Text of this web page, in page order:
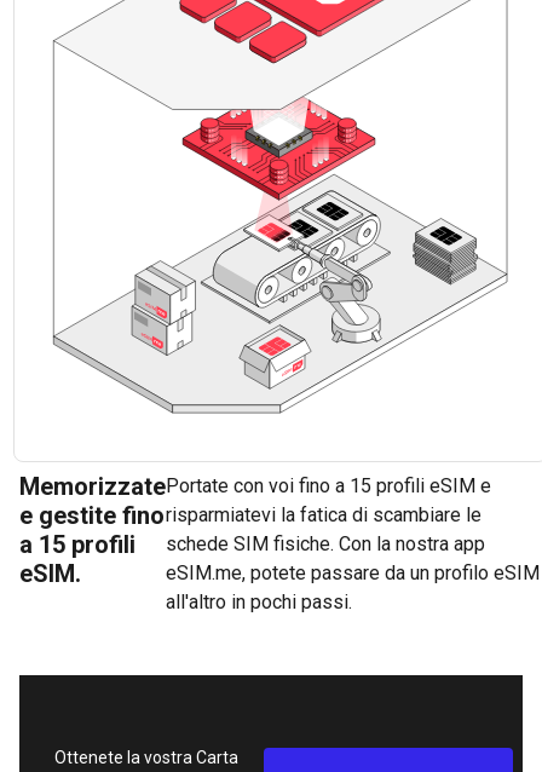
Memorizzate
e gestite fino
a 15 profili
eSIM.
Portate con voi fino a 15 profili eSIM e
risparmiatevi la fatica di scambiare le
schede SIM fisiche. Con la nostra app
eSIM.me, potete passare da un profilo eSIM
all'altro in pochi passi.
Ottenete la vostra Carta